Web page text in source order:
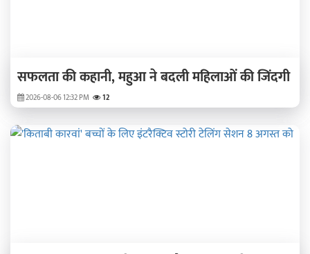
सफलता की कहानी, महुआ ने बदली महिलाओं की जिंदगी
2026-08-06 12:32 PM 12